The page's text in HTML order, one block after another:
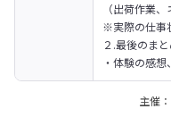
（出荷作業
※実際の仕事
２.最後のま
・体験の感
主催